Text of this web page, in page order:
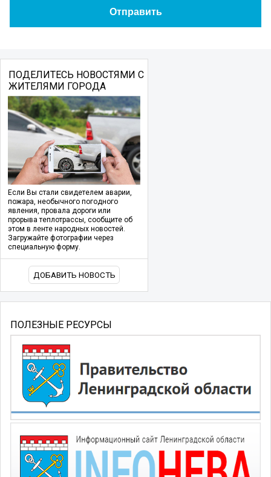
ПОДЕЛИТЕСЬ НОВОСТЯМИ С
ЖИТЕЛЯМИ ГОРОДА
Если Вы стали свидетелем аварии,
пожара, необычного погодного
явления, провала дороги или
прорыва теплотрассы, сообщите об
этом в ленте народных новостей.
Загружайте фотографии через
специальную форму.
ДОБАВИТЬ НОВОСТЬ
ПОЛЕЗНЫЕ РЕСУРСЫ